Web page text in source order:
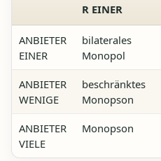
R EINER
ANBIETER
EINER
bilaterales
Monopol
ANBIETER
WENIGE
beschränktes
Monopson
ANBIETER
VIELE
Monopson